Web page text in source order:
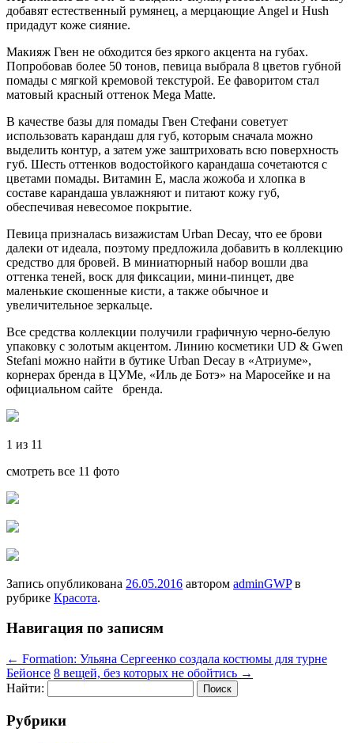
добавят естественный румянец, а мерцающие Angel и Hush
придадут коже сияние.
Макияж Гвен не обходится без яркого акцента на губах.
Попробовав более 50 тонов, певица выбрала 8 цветов губной
помады с мягкой кремовой текстурой. Ее фаворитом стал
матовый красный оттенок Mega Matte.
В качестве базы для помады Гвен Стефани советует
использовать карандаш для губ, которым сначала можно
выделить контур, а затем уже заштриховать всю поверхность
губ. Шесть оттенков водостойкого карандаша сочетаются с
цветами помады. Витамин E, масла жожоба и хлопка в
составе карандаша увлажняют и питают кожу губ,
обеспечивая невесомое покрытие.
Певица призналась визажистам Urban Decay, что ее брови
далеки от идеала, поэтому предложила добавить в коллекцию
средство для бровей. В миниатюрный набор вошли два
оттенка теней, воск для фиксации, мини-пинцет, две
маленькие скошенные кисти, а также обычное и
увеличительное зеркальце.
Все средства коллекции получили графичную черно-белую
упаковку с золотым акцентом. Линию косметики UD & Gwen
Stefani можно найти в бутике Urban Decay в «Атриуме»,
корнерах бренда в ЦУМе, «Иль де Ботэ» на Маросейке и на
официальном сайте бренда.
1 из 11
смотреть все 11 фото
Запись опубликована 26.05.2016 автором adminGWPв
рубрике Красота.
Навигация по записям
← Formation: Ульяна Сергеенко создала костюмы для турне
Бейонсе 8 вещей, без которых не обойтись →
Найти:
Рубрики